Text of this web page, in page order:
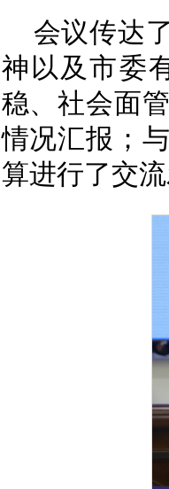
会议传达
神以及市委
稳、社会面
情况汇报 ；
算进行了交